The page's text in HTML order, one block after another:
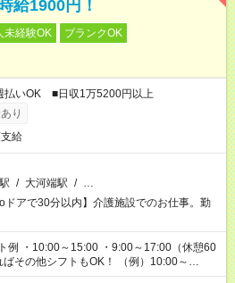
給1900円！
未経験OK
ブランクOK
いOK ■日収1万5200円以上
り
給
/ 大河端駅 / …
ドアで30分以内】介護施設でのお仕事。勤